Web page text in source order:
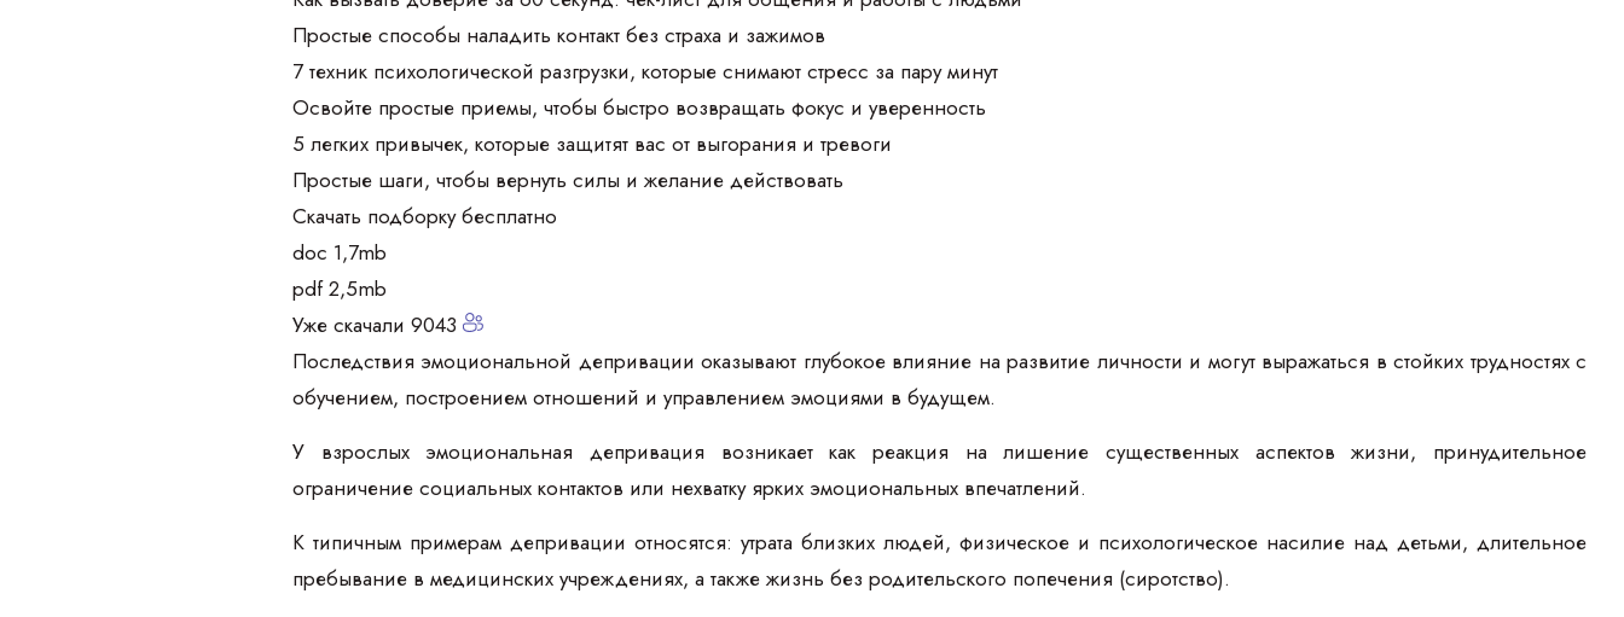
Простые способы наладить контакт без страха и зажимов
7 техник психологической разгрузки, которые снимают стресс за пару минут
Освойте простые приемы, чтобы быстро возвращать фокус и уверенность
5 легких привычек, которые защитят вас от выгорания и тревоги
Простые шаги, чтобы вернуть силы и желание действовать
Скачать подборку бесплатно
doc 1,7mb
pdf 2,5mb
Уже скачали 9043
Последствия эмоциональной депривации оказывают глубокое влияние на развитие личности и могут выражаться в стойких трудностях с
обучением, построением отношений и управлением эмоциями в будущем.
У взрослых эмоциональная депривация возникает как реакция на лишение существенных аспектов жизни, принудительное
ограничение социальных контактов или нехватку ярких эмоциональных впечатлений.
К типичным примерам депривации относятся: утрата близких людей, физическое и психологическое насилие над детьми, длительное
пребывание в медицинских учреждениях, а также жизнь без родительского попечения (сиротство).